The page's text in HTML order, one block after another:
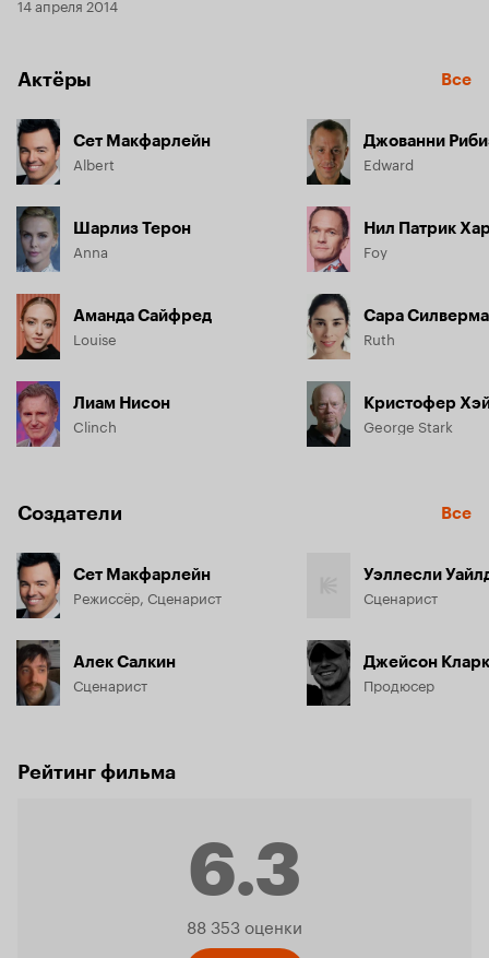
Актёры Все
Сет Макфарлейн
Albert
Шарлиз Терон
Anna
Аманда Сайфред
Louise
Лиам Нисон
Clinch
Джованни
Edward
Нил Патрик
Foy
Сара
Ruth
Кристофер
George Stark
Создатели Все
Сет Макфарлейн
Режиссёр, Сценарист
Алек Салкин
Сценарист
Уэллесли
Сценарист
Джейсон Кларк
Продюсер
Рейтинг фильма
6.3
Рейтинг
88 353 оценки